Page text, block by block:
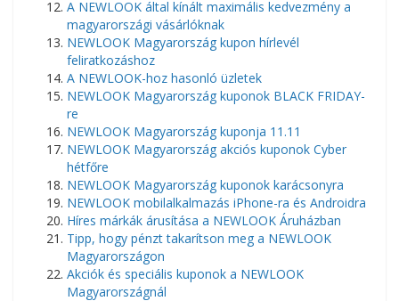
A NEWLOOK által kínált maximális kedvezmény a
magyarországi vásárlóknak
NEWLOOK Magyarország kupon hírlevél
feliratkozáshoz
A NEWLOOK-hoz hasonló üzletek
NEWLOOK Magyarország kuponok BLACK FRIDAY-
re
NEWLOOK Magyarország kuponja 11.11
NEWLOOK Magyarország akciós kuponok Cyber ​​​​
hétfőre
NEWLOOK Magyarország kuponok karácsonyra
NEWLOOK mobilalkalmazás iPhone-ra és Androidra
Híres márkák árusítása a NEWLOOK Áruházban
Tipp, hogy pénzt takarítson meg a NEWLOOK
Magyarországon
Akciók és speciális kuponok a NEWLOOK
Magyarországnál